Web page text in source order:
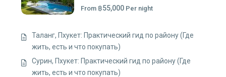
From ฿55,000 Per night
Таланг, Пхукет: Практический гид по району (Где
жить, есть и что покупать)
Сурин, Пхукет: Практический гид по району (Где
жить, есть и что покупать)